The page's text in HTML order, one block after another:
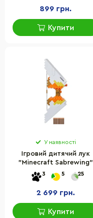
899 грн.
Купити
У наявності
Ігровий дитячий лук
"Minecraft Sabrewing"
NERF F4733, 8
поролонових куль
3 5 25
2 699 грн.
Купити